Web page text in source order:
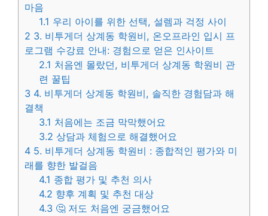
마음
1.1 우리 아이를 위한 선택, 설렘과 걱정 사이
2 3. 비투게더 상계동 학원비, 온오프라인 입시 프
로그램 수강료 안내: 경험으로 얻은 인사이트
2.1 처음엔 몰랐던, 비투게더 상계동 학원비 관
련 꿀팁
3 4. 비투게더 상계동 학원비, 솔직한 경험담과 해
결책
3.1 처음에는 조금 막막했어요
3.2 상담과 체험으로 해결했어요
4 5. 비투게더 상계동 학원비 : 종합적인 평가와 미
래를 향한 발걸음
4.1 종합 평가 및 추천 의사
4.2 향후 계획 및 추천 대상
4.3 🤔 저도 처음엔 궁금했어요